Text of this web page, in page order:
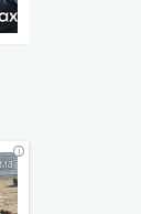
iiii